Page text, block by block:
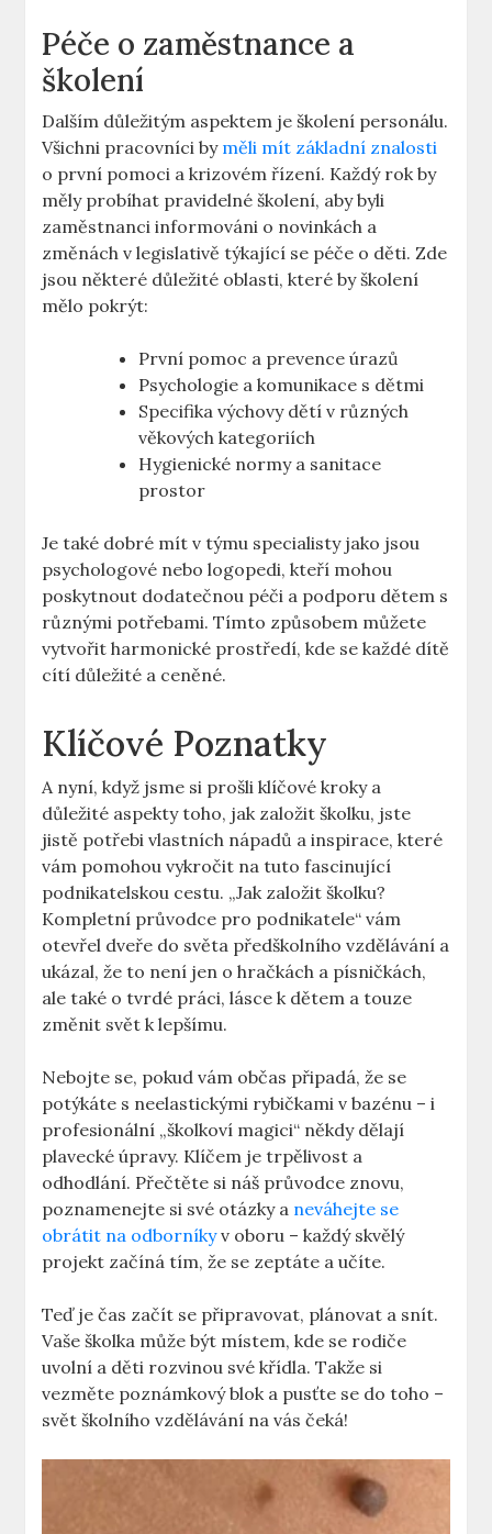
Péče o zaměstnance a
školení
Dalším důležitým aspektem je školení personálu.
Všichni pracovníci by měli mít základní znalosti
o první pomoci a krizovém řízení. Každý rok by
měly probíhat pravidelné školení, aby byli
zaměstnanci informováni o novinkách a
změnách v legislativě týkající se péče o děti. Zde
jsou některé důležité oblasti, které by školení
mělo pokrýt:
První pomoc a prevence úrazů
Psychologie a komunikace s dětmi
Specifika výchovy dětí v různých
věkových kategoriích
Hygienické normy a sanitace
prostor
Je také dobré mít v týmu specialisty jako jsou
psychologové nebo logopedi, kteří mohou
poskytnout dodatečnou péči a podporu dětem s
různými potřebami. Tímto způsobem můžete
vytvořit harmonické prostředí, kde se každé dítě
cítí důležité a ceněné.
Klíčové Poznatky
A nyní, když jsme si prošli klíčové kroky a
důležité aspekty toho, jak založit školku, jste
jistě potřebi vlastních nápadů a inspirace, které
vám pomohou vykročit na tuto fascinující
podnikatelskou cestu. „Jak založit školku?
Kompletní průvodce pro podnikatele“ vám
otevřel dveře do světa předškolního vzdělávání a
ukázal, že to není jen o hračkách a písničkách,
ale také o tvrdé práci, lásce k dětem a touze
změnit svět k lepšímu.
Nebojte se, pokud vám občas připadá, že se
potýkáte s neelastickými rybičkami v bazénu – i
profesionální „školkoví magici“ někdy dělají
plavecké úpravy. Klíčem je trpělivost a
odhodlání. Přečtěte si náš průvodce znovu,
poznamenejte si své otázky a neváhejte se
obrátit na odborníkyv oboru – každý skvělý
projekt začíná tím, že se zeptáte a učíte.
Teď je čas začít se připravovat, plánovat a snít.
Vaše školka může být místem, kde se rodiče
uvolní a děti rozvinou své křídla. Takže si
vezměte poznámkový blok a pusťte se do toho –
svět školního vzdělávání na vás čeká!